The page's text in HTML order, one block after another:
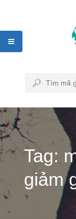
Tag:
giảm